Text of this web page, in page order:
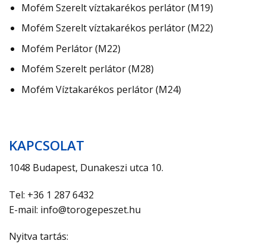
Mofém Szerelt víztakarékos perlátor (M19)
Mofém Szerelt víztakarékos perlátor (M22)
Mofém Perlátor (M22)
Mofém Szerelt perlátor (M28)
Mofém Víztakarékos perlátor (M24)
KAPCSOLAT
1048 Budapest, Dunakeszi utca 10.
Tel: +36 1 287 6432
E-mail: info@torogepeszet.hu
Nyitva tartás: